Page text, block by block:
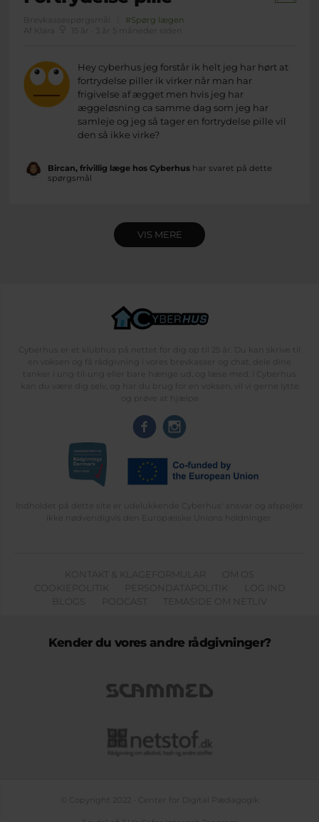
Brevkassespørgsmål
#Spørg lægen
Af Klara
15 år · 3 år 5 måneder siden
Hey cyberhus jeg forstår ik helt jeg har hørt at
fortrydelse piller ik virker når man har
frigivelse af ægget men hvis jeg har
æggeløsning ca samme dag som jeg har
samleje og jeg så tager en fortrydelse pille vil
den så ikke virke?
Bircan, frivillig læge hos Cyberhushar svaret på dette
spørgsmål
VIS MERE
Cyberhus er et klubhus på nettet for dig op til 25 år. Du kan skrive til
en voksen og få rådgivning i vores brevkasser og chat, dele dine
tanker i ung-til-ung eller bare hænge ud, og læse med. I Cyberhus
kan du være dig selv, og har du brug for en voksen, vil vi gerne lytte
og prøve at hjælpe
Indholdet på dette site er udelukkende Cyberhus' ansvar og afspejler
ikke nødvendigvis den Europæiske Unions holdninger.
KONTAKT & KLAGEFORMULAR
OM OS
COOKIEPOLITIK
PERSONDATAPOLITIK
LOG IND
BLOGS
PODCAST TEMASIDE OM NETLIV
Kender du vores andre rådgivninger?
© Copyright 2022 - Center for Digital Pædagogik